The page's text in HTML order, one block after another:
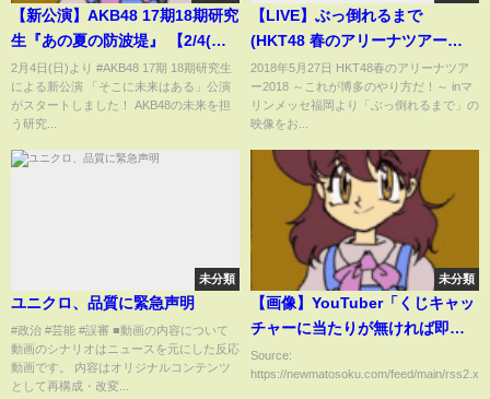
【新公演】AKB48 17期18期研究
生『あの夏の防波堤』 【2/4(日)
研究生「そこに未来はある」公
演初日より】
2月4日(日)より #AKB48 17期 18期研究生
による新公演 「そこに未来はある」公演
がスタートしました！ AKB48の未来を担
う研究...
【LIVE】ぶっ倒れるまで
(HKT48 春のアリーナツアー
2018～これが博多のやり方だ！
～)／HKT48[公式]
2018年5月27日 HKT48春のアリーナツア
ー2018 ～これが博多のやり方だ！～ inマ
リンメッセ福岡より「ぶっ倒れるまで」の
映像をお...
未分類
ユニクロ、品質に緊急声明
#政治 #芸能 #誤審 ■動画の内容について
動画のシナリオはニュースを元にした反応
動画です。 内容はオリジナルコンテンツ
として再構成・改変...
未分類
【画像】YouTuber「くじキャッ
チャーに当たりが無ければ即通
報」→ガチで当たりが無く警察
出動した結果ｗｗｗｗｗｗｗｗ
Source:
https://newmatosoku.com/feed/main/